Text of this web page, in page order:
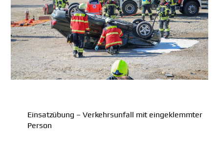
Einsatzübung – Verkehrsunfall mit eingeklemmter
Person